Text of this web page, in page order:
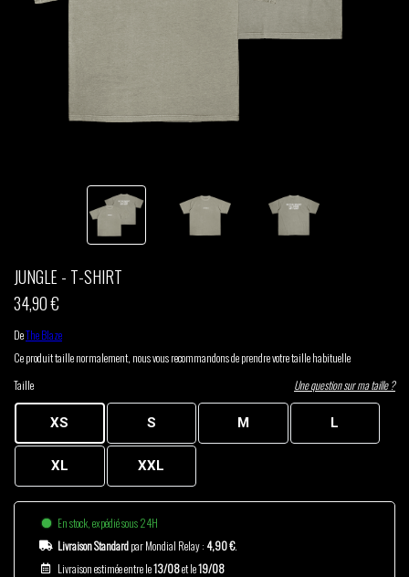
JUNGLE - T-SHIRT
34,90 €
DeThe Blaze
Ce produit taille normalement, nous vous recommandons de prendre votre taille habituelle
Taille
Une question sur ma taille ?
XS S M L
XL XXL
En stock, expédié sous 24H
Livraison Standardpar Mondial Relay : 4,90 €.
Livraison estimée entre le13/08et le19/08